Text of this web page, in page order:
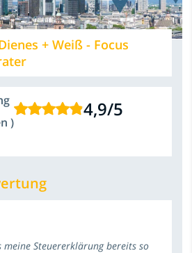
+ Weiß - Focus
)
4,9/5
meine Steuererklärung bereits so